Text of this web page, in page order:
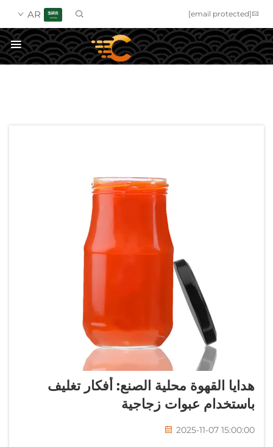
[email protected]
AR
هدايا القهوة محلية الصنع: أفكار تغليف
باستخدام عبوات زجاجية
2025-11-07 15:00:00